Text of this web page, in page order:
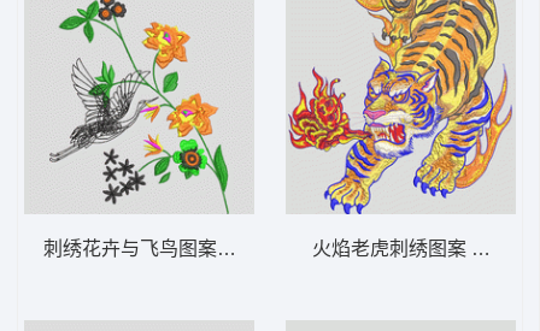
刺绣花卉与飞鸟图案 鹤 火焰老虎刺绣图案 老虎